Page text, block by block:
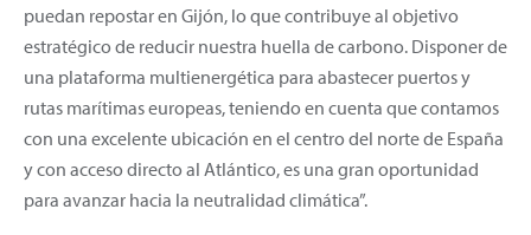
puedan repostar en Gijón, lo que contribuye al objetivo
estratégico de reducir nuestra huella de carbono. Disponer de
una plataforma multienergética para abastecer puertos y
rutas marítimas europeas, teniendo en cuenta que contamos
con una excelente ubicación en el centro del norte de España
y con acceso directo al Atlántico, es una gran oportunidad
para avanzar hacia la neutralidad climática”.